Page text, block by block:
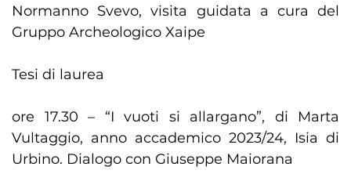
Normanno Svevo, visita guidata a cura del
Gruppo Archeologico Xaipe
Tesi di laurea
ore 17.30 – “I vuoti si allargano”, di Marta
Vultaggio, anno accademico 2023/24, Isia di
Urbino. Dialogo con Giuseppe Maiorana